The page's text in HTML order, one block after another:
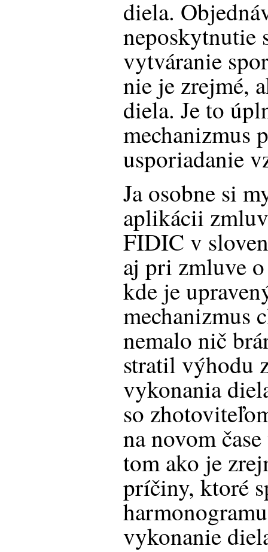
diela.
neposkytnutie
vytváranie
nie je zrejmé,
diela. Je to
mechanizmus
usporiadanie
Ja osobne si
aplikácii
FIDIC v
aj pri zmluve
kde je
mechanizmus
nemalo nič
stratil výhodu
vykonania
so
na novom
tom ako je
príčiny, ktoré
vykonanie